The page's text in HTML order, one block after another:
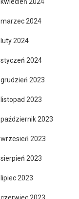
marzec 2024
luty 2024
styczeń 2024
grudzień 2023
listopad 2023
październik 2023
wrzesień 2023
sierpień 2023
lipiec 2023